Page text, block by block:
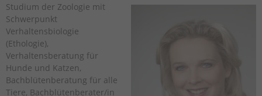
Studium der Zoologie mit
Schwerpunkt
Verhaltensbiologie
(Ethologie),
Verhaltensberatung für
Hunde und Katzen,
Bachblütenberatung für alle
Tiere, Bachblütenberater/in